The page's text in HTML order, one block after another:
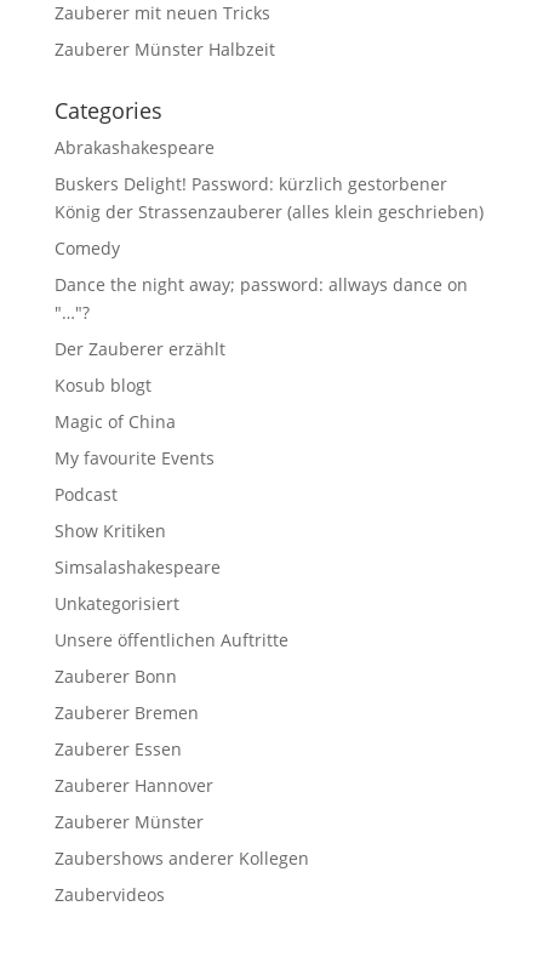
Zauberer mit neuen Tricks
Zauberer Münster Halbzeit
Categories
Abrakashakespeare
Buskers Delight! Password: kürzlich gestorbener
König der Strassenzauberer (alles klein geschrieben)
Comedy
Dance the night away; password: allways dance on
"…"?
Der Zauberer erzählt
Kosub blogt
Magic of China
My favourite Events
Podcast
Show Kritiken
Simsalashakespeare
Unkategorisiert
Unsere öffentlichen Auftritte
Zauberer Bonn
Zauberer Bremen
Zauberer Essen
Zauberer Hannover
Zauberer Münster
Zaubershows anderer Kollegen
Zaubervideos